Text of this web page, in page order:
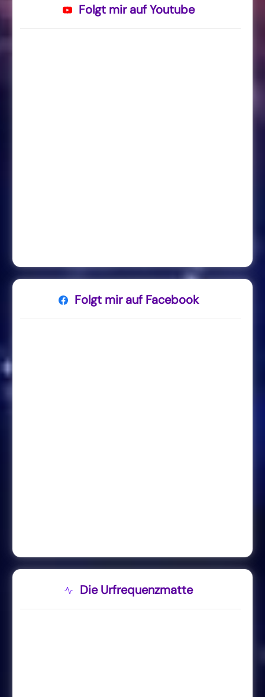
Folgt mir auf Youtube
Folgt mir auf Facebook
Die Urfrequenzmatte